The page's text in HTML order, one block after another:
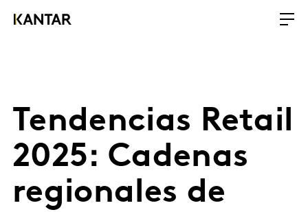
Tendencias Retail
2025: Cadenas
regionales de